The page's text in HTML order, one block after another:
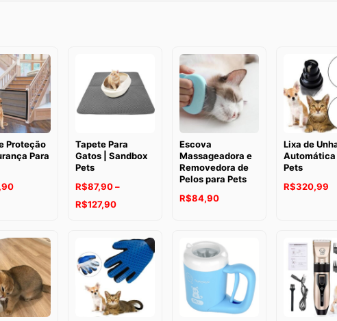
Proteção
Para
Tapete Para
Gatos | Sandbox
Pets
R$87,90 –
R$127,90Faixa
preço:
R$87,90
através
R$127,90
Escova
Massageadora e
Removedora de
Pelos para Pets
R$84,90
Lixa de
Automática
Pets
R$320,99